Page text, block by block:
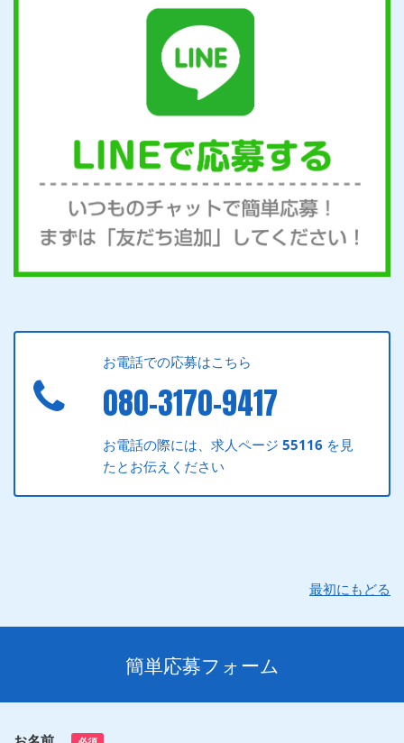
お電話での応募はこちら
080-3170-9417
お電話の際には、求人ページ55116 を見
たとお伝えください
最初にもどる
簡単応募フォーム